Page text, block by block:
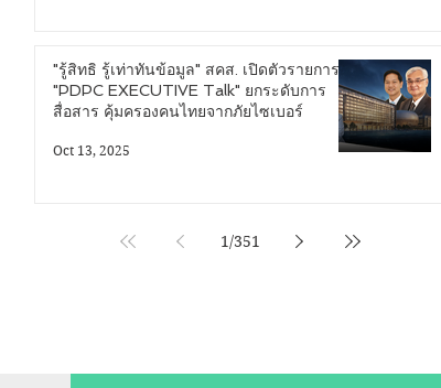
"รู้สิทธิ รู้เท่าทันข้อมูล" สคส. เปิดตัวรายการ
"PDPC EXECUTIVE Talk" ยกระดับการ
สื่อสาร คุ้มครองคนไทยจากภัยไซเบอร์
Oct 13, 2025
1/351